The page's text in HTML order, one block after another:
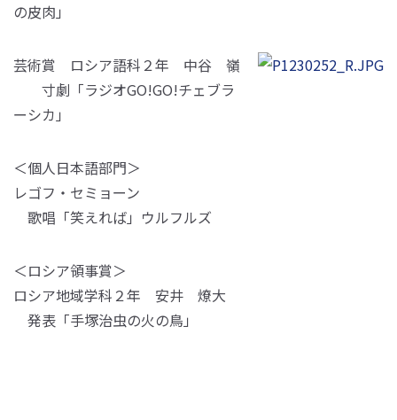
の皮肉」
芸術賞 ロシア語科２年 中谷 嶺
寸劇「ラジオGO!GO!チェブラ
ーシカ」
＜個人日本語部門＞
レゴフ・セミョーン
歌唱「笑えれば」ウルフルズ
＜ロシア領事賞＞
ロシア地域学科２年 安井 燎大
発表「手塚治虫の火の鳥」